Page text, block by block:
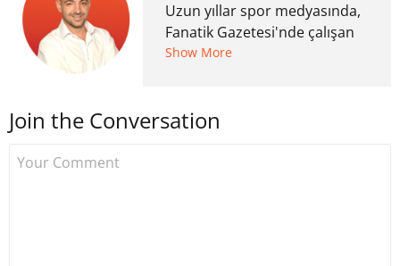
Uzun yıllar spor medyasında,
Fanatik Gazetesi'nde çalışan
Hakan Ateşler, 2020 yılında
Uzmancoin bünyesinde
Show More
Join the Conversation